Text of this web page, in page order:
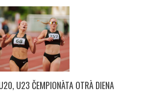
U23 ČEMPIONĀTA OTRĀ DIENA